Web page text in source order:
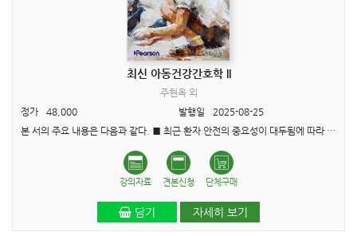
최신 아동건강간호학 II
주현옥 외
정가
48,000 발행일
2025-08-25
본 서의 주요 내용은 다음과 같다. ■ 최근 환자 안전의 중요성이 대두됨에 따라 QSEN 프로젝트가 추가되었고 환자 안전이 강화되었다. QSEN 프로젝트는 “미래의 간호사들이 근무하는 의료시스템의 질과..
강의자료 견본신청 단체구매
담기 자세히 보기